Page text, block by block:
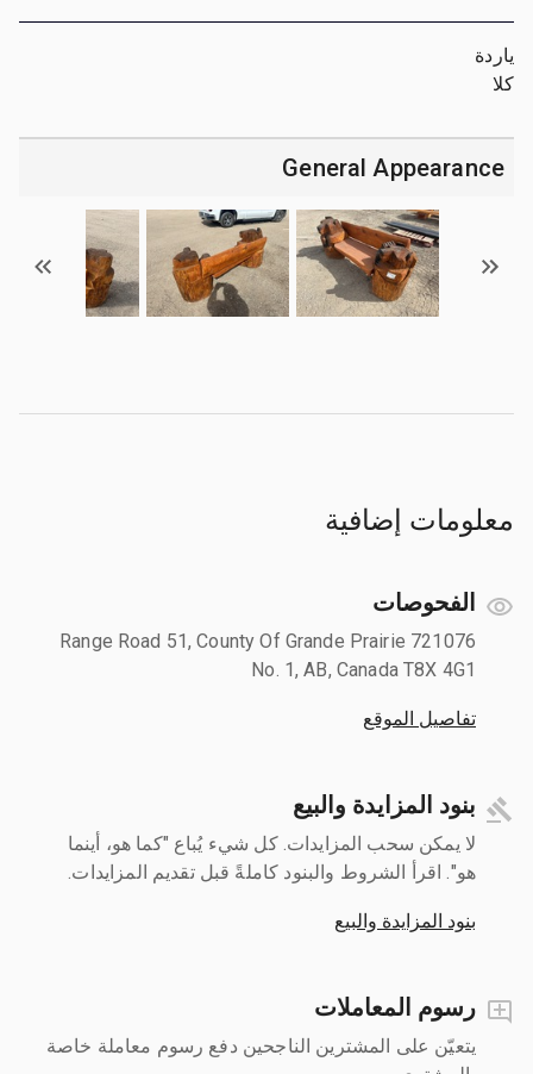
ياردة
كلا
General Appearance
معلومات إضافية
الفحوصات
721076 Range Road 51, County Of Grande Prairie
No. 1, AB, Canada T8X 4G1
تفاصيل الموقع
بنود المزايدة والبيع
لا يمكن سحب المزايدات. كل شيء يُباع "كما هو، أينما
هو". اقرأ الشروط والبنود كاملةً قبل تقديم المزايدات.
بنود المزايدة والبيع
رسوم المعاملات
يتعيّن على المشترين الناجحين دفع رسوم معاملة خاصة